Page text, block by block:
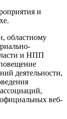
и
областному
и НПП
деятельности,
веб-